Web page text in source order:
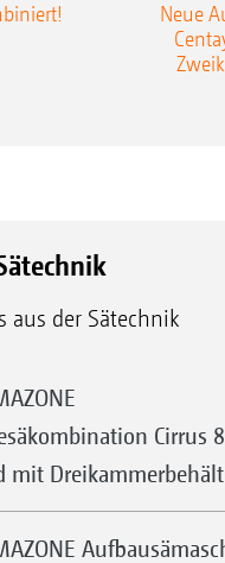
Neue
aus der Sätechnik
Cirrus
mit